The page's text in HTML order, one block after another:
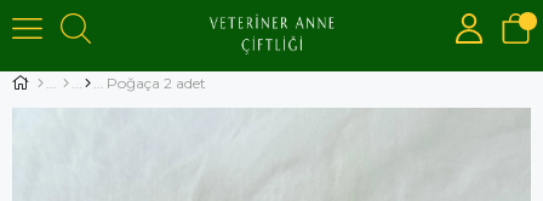
Poğaça 2 adet